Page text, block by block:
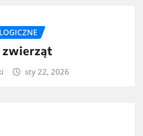
zwierząt
sty 22, 2026